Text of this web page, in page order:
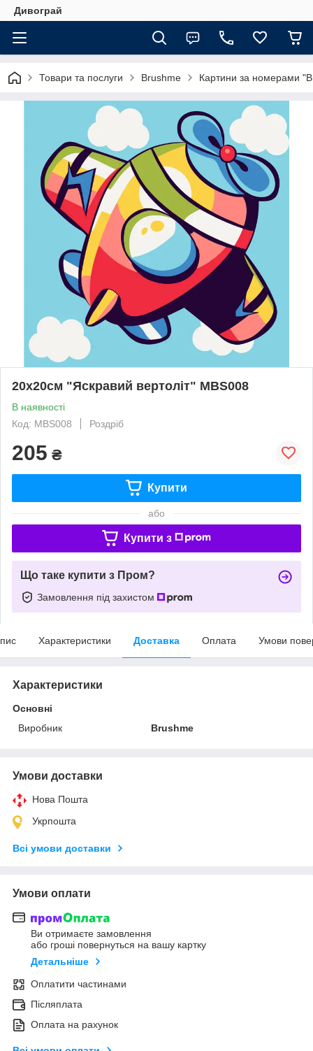
Дивограй
Товари та послуги Brushme Картини за номерами
20x20см "Яскравий вертоліт" MBS008
В наявності
Код: MBS008
Роздріб
205 ₴
Купити
або
Купити з
Що таке купити з Пром?
Замовлення під захистом
Характеристики Доставка Оплата Умови
Характеристики
Основні
Виробник
Brushme
Умови доставки
Нова Пошта
Укрпошта
Всі умови доставки
Умови оплати
Ви отримаєте замовлення
або гроші повернуться на вашу картку
Детальніше
Оплатити частинами
Післяплата
Оплата на рахунок